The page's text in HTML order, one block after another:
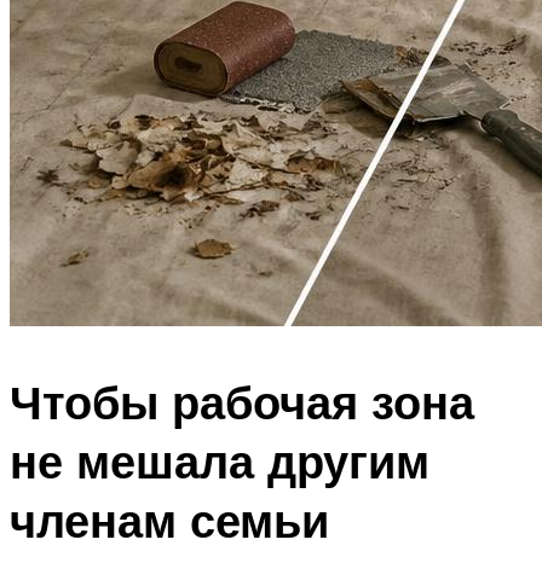
Чтобы рабочая зона
не мешала другим
членам семьи